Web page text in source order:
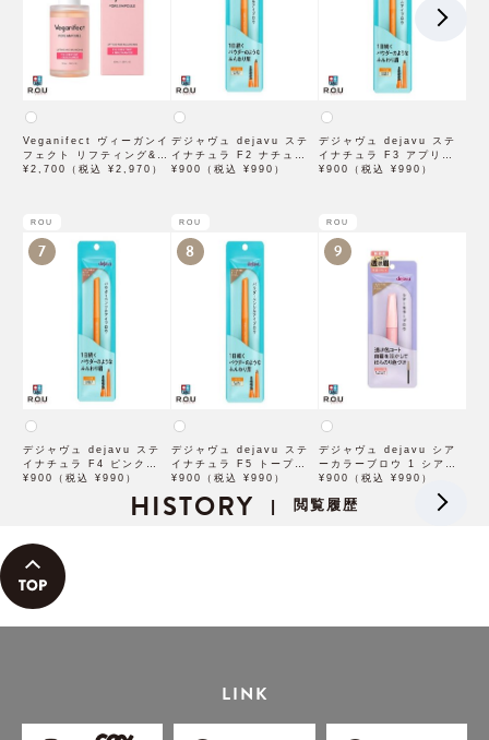
Veganifect ヴィーガンイ
フェクト リフティング&バ
ランシング フィグチェス
¥2,700（税込 ¥2,970）
デジャヴュ dejavu ステ
イナチュラ F2 ナチュラル
ブラウン【アイブロウ】
¥900（税込 ¥990）
デジャヴュ dejavu ステ
イナチュラ F3 アプリコッ
トブラウン【アイブロウ】
¥900（税込 ¥990）
ROU
7
デジャヴュ dejavu ステ
イナチュラ F4 ピンクベー
ジュ【アイブロウ】【イミ
¥900（税込 ¥990）
ROU
8
デジャヴュ dejavu ステ
イナチュラ F5 トープベー
ジュ【アイブロウ】【イミ
¥900（税込 ¥990）
ROU
9
デジャヴュ dejavu シア
ーカラーブロウ 1 シアー
ベージュ【アイブロウ】
¥900（税込 ¥990）
HISTORY | 閲覧履歴
LINK